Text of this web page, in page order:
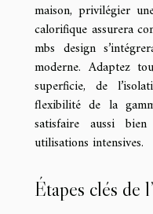
maison, privilégier
calorifique assurera
mbs design
moderne. Adaptez
superficie, de
flexibilité de la
satisfaire aussi
utilisations intensives.
Étapes clés de